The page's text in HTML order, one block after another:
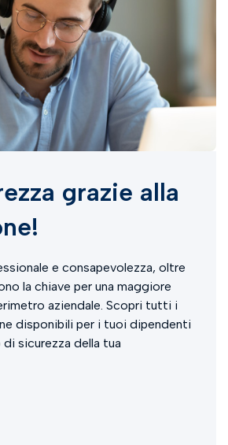
grazie alla
e consapevolezza, oltre
la chiave per una maggiore
aziendale. Scopri tutti i
disponibili per i tuoi dipendenti
sicurezza della tua